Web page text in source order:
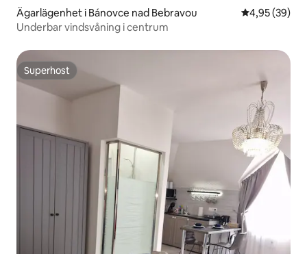
Ägarlägenhet i Bánovce nad Bebravou 4,95 av 5 i
4,95 (39)
Underbar vindsvåning i centrum
Superhost
Superhost